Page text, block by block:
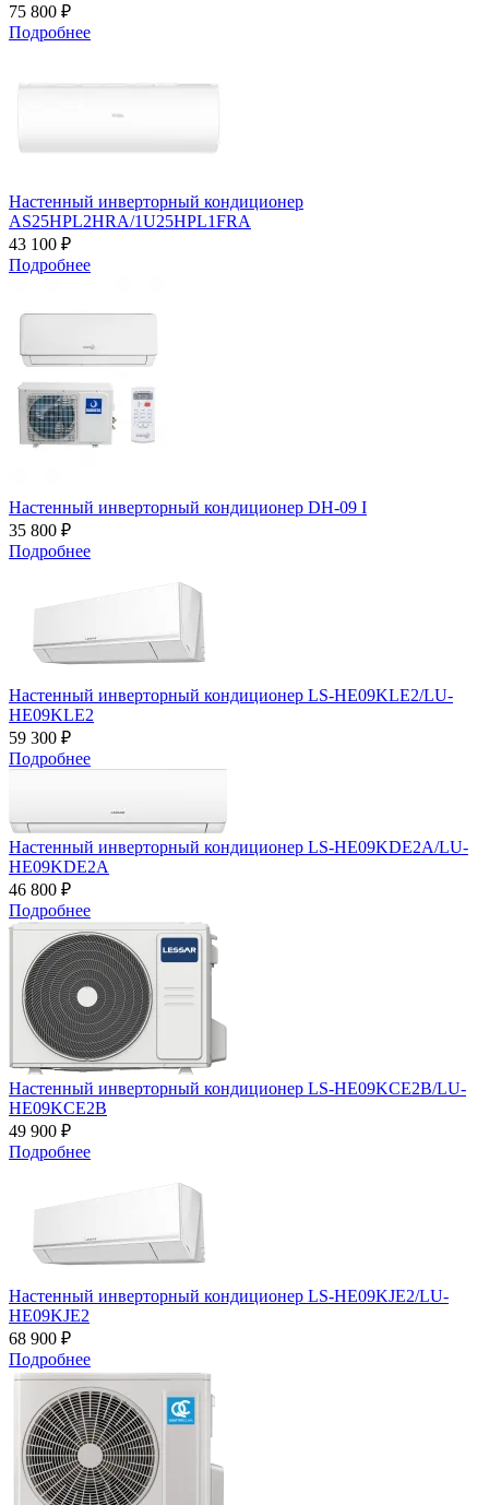
75 800 ₽
Подробнее
Настенный инверторный кондиционер
AS25HPL2HRA/1U25HPL1FRA
43 100 ₽
Подробнее
Настенный инверторный кондиционер DH-09 I
35 800 ₽
Подробнее
Настенный инверторный кондиционер LS-HE09KLE2/LU-
HE09KLE2
59 300 ₽
Подробнее
Настенный инверторный кондиционер LS-HE09KDE2A/LU-
HE09KDE2A
46 800 ₽
Подробнее
Настенный инверторный кондиционер LS-HE09KCE2B/LU-
HE09KCE2B
49 900 ₽
Подробнее
Настенный инверторный кондиционер LS-HE09KJE2/LU-
HE09KJE2
68 900 ₽
Подробнее